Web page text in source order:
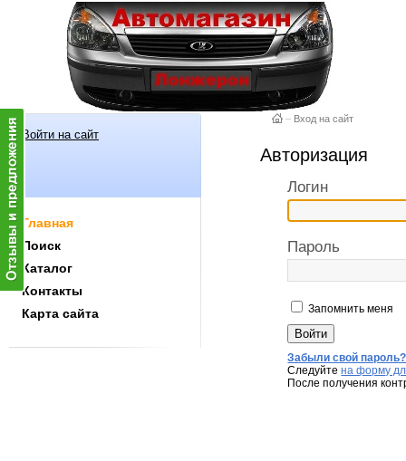
Войти на сайт
Главная
Поиск
Каталог
Контакты
Карта сайта
– Вход на сайт
Авторизация
Логин
Пароль
Запомнить меня
Забыли свой пароль?
Следуйтена форму
После получения